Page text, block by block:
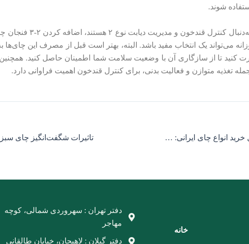
شوند.
برای کسانی که به‌دنبال کنترل
می‌تواند یک انتخاب مفید باشد. البته، بهتر است قبل از مصرف این چای‌ها
کنید تا از سازگاری آن با وضعیت سلامت شما اطمینان حاصل کنید.
تغذیه متوازن و فعالیت بدنی، برای کنترل قندخون اهمیت فراوانی دارد.
راهنمای کامل خرید انواع چای ایرانی: سرگل، ممتاز، قلم و شکسته
خانه
دفتر تهران : سهروردی شمالی، کوچه
مهاجر
دفتر گیلان : لاهیجان، خیابان طالقانی